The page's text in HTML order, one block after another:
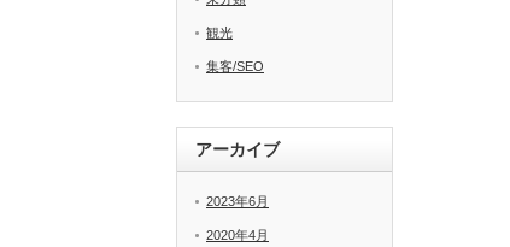
観光
集客/SEO
アーカイブ
2023年6月
2020年4月